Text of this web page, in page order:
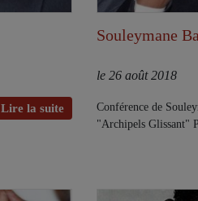
Lire la suite
Souleymane
le 26 août 2018
Conférence de
"Archipels Glissant"